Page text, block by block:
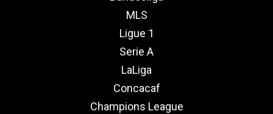
MLS
Ligue 1
Serie A
LaLiga
Concacaf
Champions League